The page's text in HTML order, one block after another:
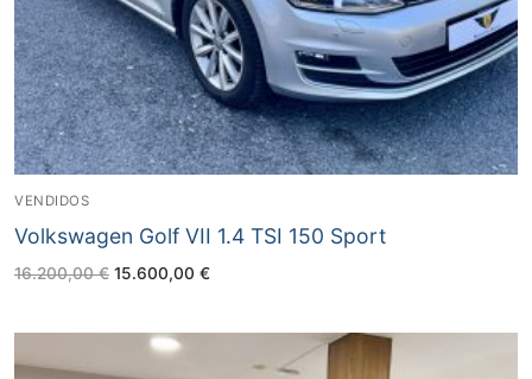
VENDIDOS
Volkswagen Golf VII 1.4 TSI 150 Sport
16.200,00€ El
16.200,00 €.
15.600,00 €El
15.600,00 €.